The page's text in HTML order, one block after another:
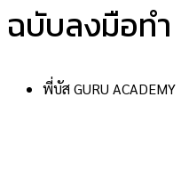
ฉบับลงมือทำ
พี่บัส GURU ACADEMY